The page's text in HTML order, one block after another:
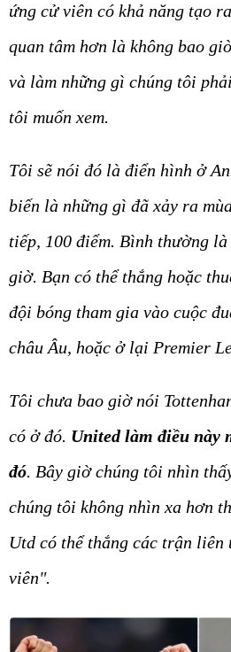
ứng cử viên có khả năng tạo
quan tâm hơn là không bao
và làm những gì chúng tôi
tôi muốn xem.
Tôi sẽ nói đó là điển hình ở
biến là những gì đã xảy ra
tiếp, 100 điểm. Bình thường
giờ. Bạn có thể thắng hoặc
đội bóng tham gia vào cuộc
châu Âu, hoặc ở lại Premier
Tôi chưa bao giờ nói
có ở đó. United làm điều này
đó. Bây giờ chúng tôi nhìn
chúng tôi không nhìn xa hơn
Utd có thể thắng các trận
viên".